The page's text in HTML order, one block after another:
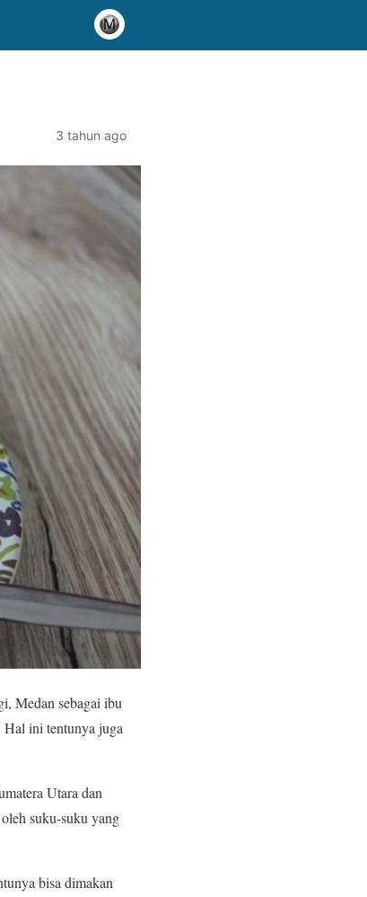
3 tahun ago
Medan sebagai ibu
Hal ini tentunya juga
Utara dan
suku-suku yang
bisa dimakan